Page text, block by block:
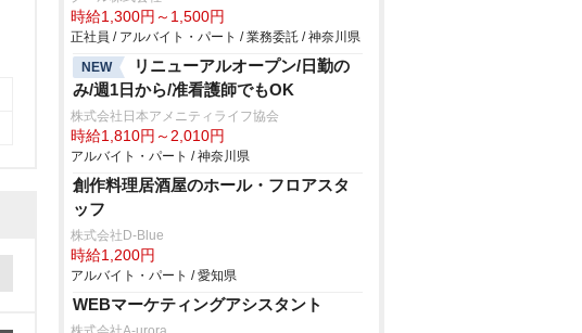
時給1,300円～1,500円
正社員 / アルバイト・パート / 業務委託 / 神奈川県
NEW
リニューアルオープン/日勤の
み/週1日から/准看護師でもOK
株式会社日本アメニティライフ協会
時給1,810円～2,010円
アルバイト・パート / 神奈川県
創作料理居酒屋のホール・フロアスタ
ッフ
株式会社D-Blue
時給1,200円
アルバイト・パート / 愛知県
WEBマーケティングアシスタント